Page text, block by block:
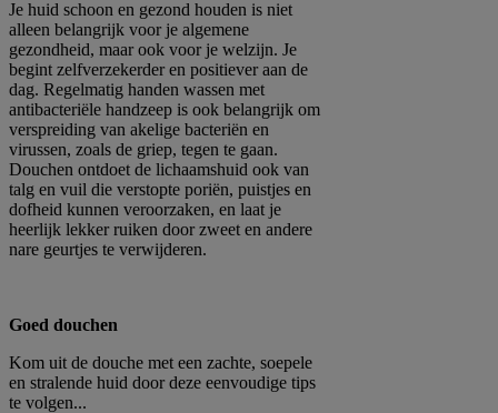
Je huid schoon en gezond houden is niet
alleen belangrijk voor je algemene
gezondheid, maar ook voor je welzijn. Je
begint zelfverzekerder en positiever aan de
dag. Regelmatig handen wassen met
antibacteriële handzeep is ook belangrijk om
verspreiding van akelige bacteriën en
virussen, zoals de griep, tegen te gaan.
Douchen ontdoet de lichaamshuid ook van
talg en vuil die verstopte poriën, puistjes en
dofheid kunnen veroorzaken, en laat je
heerlijk lekker ruiken door zweet en andere
nare geurtjes te verwijderen.
Goed douchen
Kom uit de douche met een zachte, soepele
en stralende huid door deze eenvoudige tips
te volgen...